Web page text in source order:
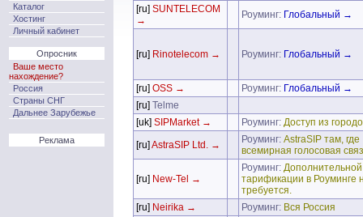
Каталог
Хостинг
Личный кабинет
Опросник
Ваше место
нахождение?
Россия
Страны СНГ
Дальнее Зарубежье
Реклама
[ru] SUNTELECOM
→
Роуминг: Глобальный →
[ru] Rinotelecom → Роуминг: Глобальный →
[ru] OSS → Роуминг: Глобальный →
[ru] Telme
[uk] SIPMarket → Роуминг: Доступ из
[ru] AstraSIP Ltd. → Роуминг: AstraSIP там, где
всемирная голосовая
[ru] New-Tel →
Роуминг: Дополнительной
тарификации в Роуминге
требуется.
[ru] Neirika → Роуминг: Вся Россия